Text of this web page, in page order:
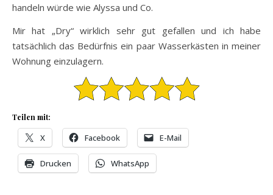
handeln würde wie Alyssa und Co.
Mir hat „Dry“ wirklich sehr gut gefallen und ich habe
tatsächlich das Bedürfnis ein paar Wasserkästen in meiner
Wohnung einzulagern.
Teilen mit:
X Facebook E-Mail
Drucken WhatsApp